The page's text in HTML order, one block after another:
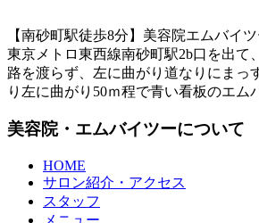
【南砂町駅徒歩8分】美容院エムバイ
東京メトロ東西線南砂町駅2b口を出て
路を渡らず、左に曲がり道なりにまっ
り左に曲がり50ｍ程で青い看板のエム
美容院・エムバイツーについて
HOME
サロン紹介・アクセス
スタッフ
メニュー